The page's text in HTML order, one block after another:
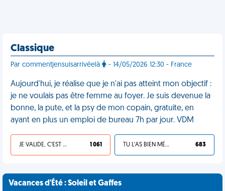
Classique
Par commentjensuisarrivéelà - 14/05/2026 12:30 - France
Aujourd'hui, je réalise que je n'ai pas atteint mon objectif :
je ne voulais pas être femme au foyer. Je suis devenue la
bonne, la pute, et la psy de mon copain, gratuite, en
ayant en plus un emploi de bureau 7h par jour. VDM
JE VALIDE, C'EST UNE VDM 1 061 TU L'AS BIEN MÉRITÉ 683
Vacances d'Été : Soleil et Gaffes